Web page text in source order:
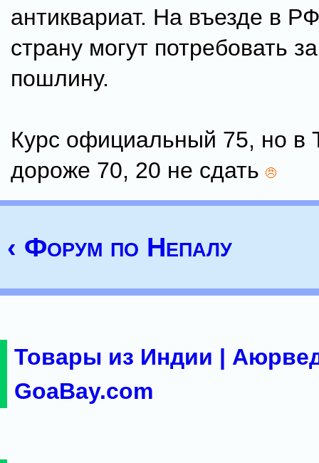
антиквариат. На въезде в
страну могут потребовать
пошлину.
Курс официальный 75, но в
дороже 70, 20 не сдать
‹ Форум по Непалу
Товары из Индии |
GoaBay.com